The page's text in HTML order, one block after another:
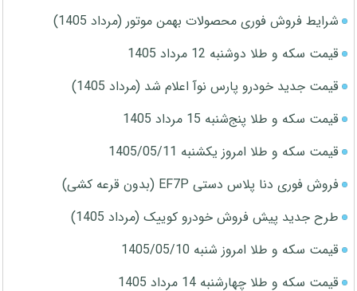
شرایط فروش فوری محصولات بهمن موتور (مرداد 1405)
قیمت سکه و طلا دوشنبه 12 مرداد 1405
قیمت جدید خودرو پارس نوآ اعلام شد (مرداد 1405)
قیمت سکه و طلا پنج‌شنبه 15 مرداد 1405
قیمت سکه و طلا امروز یکشنبه 1405/05/11
فروش فوری دنا پلاس دستی EF7P (بدون قرعه کشی)
طرح جدید پیش فروش خودرو کوییک (مرداد 1405)
قیمت سکه و طلا امروز شنبه 1405/05/10
قیمت سکه و طلا چهارشنبه 14 مرداد 1405